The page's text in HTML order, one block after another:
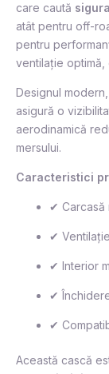
care caută
atât pentru off-
pentru
ventilație optimă,
Designul
asigură o
aerodinamică
mersului.
Caracteristici
✔ Carcasă
✔
✔ Interior
✔
✔
Această cască